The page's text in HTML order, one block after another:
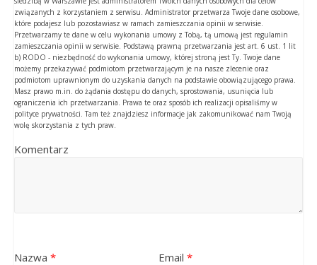
związanych z korzystaniem z serwisu. Administrator przetwarza Twoje dane osobowe,
które podajesz lub pozostawiasz w ramach zamieszczania opinii w serwisie.
Przetwarzamy te dane w celu wykonania umowy z Tobą, tą umową jest regulamin
zamieszczania opinii w serwisie. Podstawą prawną przetwarzania jest art. 6 ust. 1 lit
b) RODO - niezbędność do wykonania umowy, której stroną jest Ty. Twoje dane
możemy przekazywać podmiotom przetwarzającym je na nasze zlecenie oraz
podmiotom uprawnionym do uzyskania danych na podstawie obowiązującego prawa.
Masz prawo m.in. do żądania dostępu do danych, sprostowania, usunięcia lub
ograniczenia ich przetwarzania. Prawa te oraz sposób ich realizacji opisaliśmy w
polityce prywatności. Tam też znajdziesz informacje jak zakomunikować nam Twoją
wolę skorzystania z tych praw.
Komentarz
Nazwa * Email *